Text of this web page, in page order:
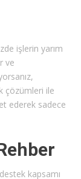
işlerin yarım
ve
çözümleri ile
ederek sadece
kapsamı